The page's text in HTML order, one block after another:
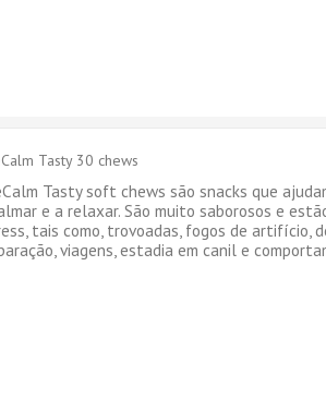
Tasty 30 chews
Tasty soft chews são snacks que
e a relaxar. São muito saborosos e
tais como, trovoadas, fogos de artifício,
viagens, estadia em canil e